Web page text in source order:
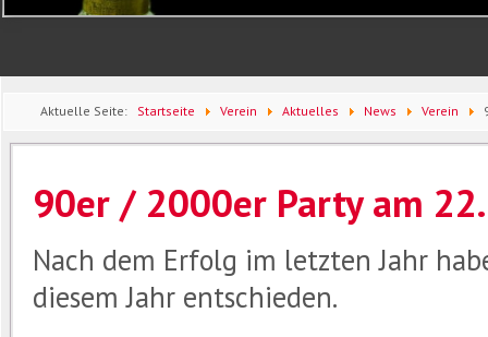
Aktuelle Seite: Startseite Verein Aktuelles News Verein
90er / 2000er Party am
Nach dem Erfolg im letzten Jahr
diesem Jahr entschieden.